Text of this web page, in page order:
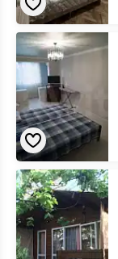
1-
комнатная
квартира
Агрба
7/2
на
карте
Коттедж
под-
ключ
Агрба
24/2
на
карте